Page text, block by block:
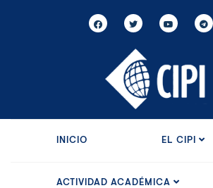
INICIO EL CIPI
ACTIVIDAD ACADÉMICA